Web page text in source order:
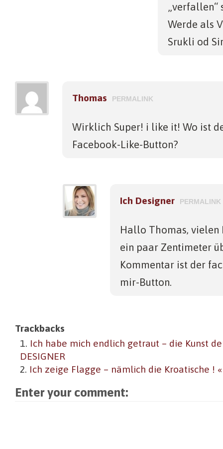
„verfallen“
Werde als
Srukli od
Thomas PERMALINK
Wirklich Super! i like it! Wo ist
Facebook-Like-Button?
Ich Designer PERMALINK
Hallo Thomas, vielen
ein paar Zentimeter
Kommentar ist der
mir-Button.
Trackbacks
Ich habe mich endlich getraut – die Kunst
DESIGNER
Ich zeige Flagge – nämlich die Kroatische ! «
Enter your comment: